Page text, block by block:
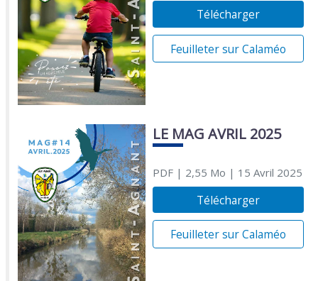
Télécharger
Feuilleter sur Calaméo
LE MAG AVRIL 2025
PDF| 2,55 Mo | 15 Avril 2025
Télécharger
Feuilleter sur Calaméo